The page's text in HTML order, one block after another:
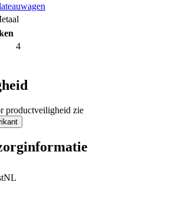
4
productveiligheid zie